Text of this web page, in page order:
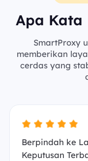
Apa Kata
SmartProxy
memberikan
cerdas yang
Berpindah ke
Keputusan